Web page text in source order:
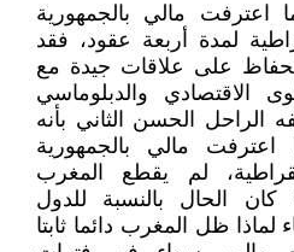
اعترفت مالي بالجمهورية
لمدة أربعة عقود، فقد
على علاقات جيدة مع
الاقتصادي والدبلوماسي
الراحل الحسن الثاني بأنه
اعترفت مالي بالجمهورية
لم يقطع المغرب
كان الحال بالنسبة للدول
لماذا ظل المغرب دائما ثابتا